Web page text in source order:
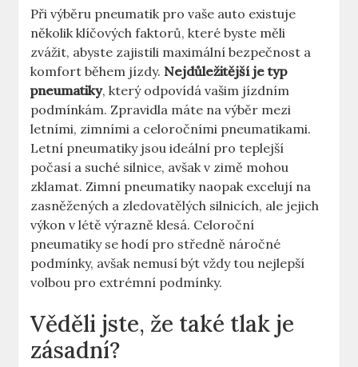
Při výběru pneumatik pro vaše auto existuje
několik klíčových faktorů, které byste měli
zvážit, abyste zajistili maximální bezpečnost a
komfort během jízdy. Nejdůležitější je typ
pneumatiky, který odpovídá vašim jízdním
podmínkám. Zpravidla máte na výběr mezi
letními, zimními a celoročními pneumatikami.
Letní pneumatiky jsou ideální pro teplejší
počasí a suché silnice, avšak v zimě mohou
zklamat. Zimní pneumatiky naopak excelují na
zasněžených a zledovatělých silnicích, ale jejich
výkon v létě výrazně klesá. Celoroční
pneumatiky se hodí pro středně náročné
podmínky, avšak nemusí být vždy tou nejlepší
volbou pro extrémní podmínky.
Věděli jste, že také tlak je
zásadní?